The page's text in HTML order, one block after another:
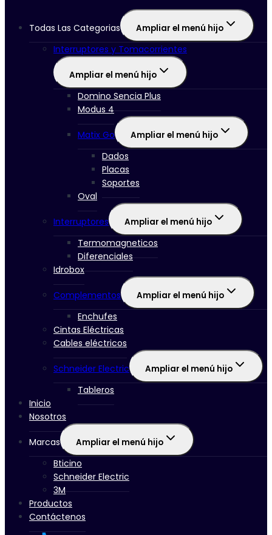
Todas Las Categorias Ampliar el menú hijo
Interruptores y Tomacorrientes
Ampliar el menú hijo
Domino Sencia Plus
Modus 4
Matix Go Ampliar el menú hijo
Dados
Placas
Soportes
Oval
Interruptores Ampliar el menú hijo
Termomagneticos
Diferenciales
Idrobox
Complementos Ampliar el menú hijo
Enchufes
Cintas Eléctricas
Cables eléctricos
Schneider Electric Ampliar el menú hijo
Tableros
Inicio
Nosotros
Marcas Ampliar el menú hijo
Bticino
Schneider Electric
3M
Productos
Contáctenos